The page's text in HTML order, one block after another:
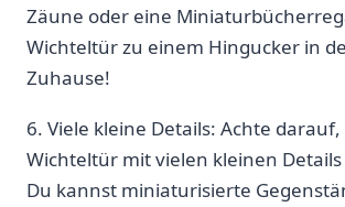
Zäune oder eine
Wichteltür zu einem Hingucker in
Zuhause!
6. Viele kleine Details: Achte
Wichteltür mit vielen kleinen
Du kannst miniaturisierte